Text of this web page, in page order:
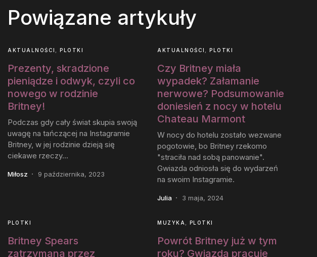
Powiązane artykuły
AKTUALNOŚCI PLOTKI
Prezenty, skradzione
pieniądze i odwyk, czyli co
nowego w rodzinie
Britney!
Podczas gdy cały świat skupia swoją
uwagę na tańczącej na Instagramie
Britney, w jej rodzinie dzieją się
ciekawe rzeczy...
Miłosz 9 października, 2023
AKTUALNOŚCI PLOTKI
Czy Britney miała
wypadek? Załamanie
nerwowe? Podsumowanie
doniesień z nocy w hotelu
Chateau Marmont
W nocy do hotelu zostało wezwane
pogotowie, bo Britney rzekomo
"straciła nad sobą panowanie".
Gwiazda odniosła się do wydarzeń
na swoim Instagramie.
Julia 3 maja, 2024
PLOTKI
Britney Spears
zatrzymana przez
MUZYKA PLOTKI
Powrót Britney już w tym
roku? Gwiazda pracuje